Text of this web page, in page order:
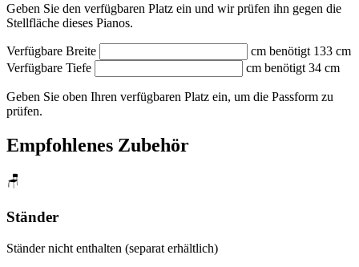
Geben Sie den verfügbaren Platz ein und wir prüfen ihn gegen die
Stellfläche dieses Pianos.
Verfügbare Breite cm benötigt 133 cm
Verfügbare Tiefe
cm benötigt 34 cm
Geben Sie oben Ihren verfügbaren Platz ein, um die Passform zu
prüfen.
Empfohlenes Zubehör
🪑
Ständer
Ständer nicht enthalten (separat erhältlich)